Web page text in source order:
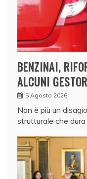
BENZINAI,
ALCUNI
5 Agosto 2026
Non è più un
strutturale che